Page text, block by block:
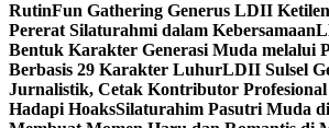
RutinFun Gathering Generus LDII
Pererat Silaturahmi dalam Kebersamaan
Bentuk Karakter Generasi Muda melalui
Berbasis 29 Karakter LuhurLDII Sulsel
Jurnalistik, Cetak Kontributor Profesional
Hadapi HoaksSilaturahim Pasutri Muda